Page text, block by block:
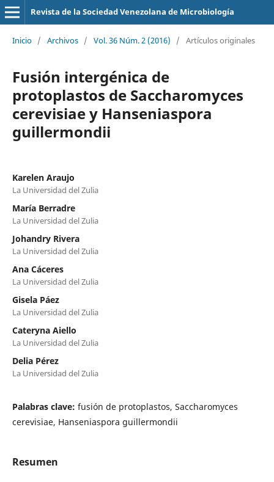
Revista de la Sociedad Venezolana de Microbiología
Inicio / Archivos / Vol. 36 Núm. 2 (2016) / Artículos originales
Fusión intergénica de
protoplastos de Saccharomyces
cerevisiae y Hanseniaspora
guillermondii
Karelen Araujo
La Universidad del Zulia
María Berradre
La Universidad del Zulia
Johandry Rivera
La Universidad del Zulia
Ana Cáceres
La Universidad del Zulia
Gisela Páez
La Universidad del Zulia
Cateryna Aiello
La Universidad del Zulia
Delia Pérez
La Universidad del Zulia
Palabras clave: fusión de protoplastos, Saccharomyces
cerevisiae, Hanseniaspora guillermondii
Resumen